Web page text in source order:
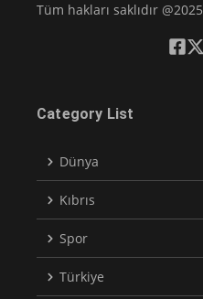
Tüm hakları saklıdır @2025
Category List
Dünya
Kıbrıs
Spor
Türkiye